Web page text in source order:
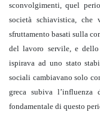
sconvolgimenti, quel
società schiavistica,
sfruttamento basati sulla
del lavoro servile, e
ispirava ad uno stato
sociali cambiavano solo
greca subiva
fondamentale di questo